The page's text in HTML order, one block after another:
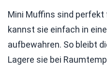
Mini Muffins sind perfekt
kannst sie einfach in
aufbewahren. So bleibt
Lagere sie bei